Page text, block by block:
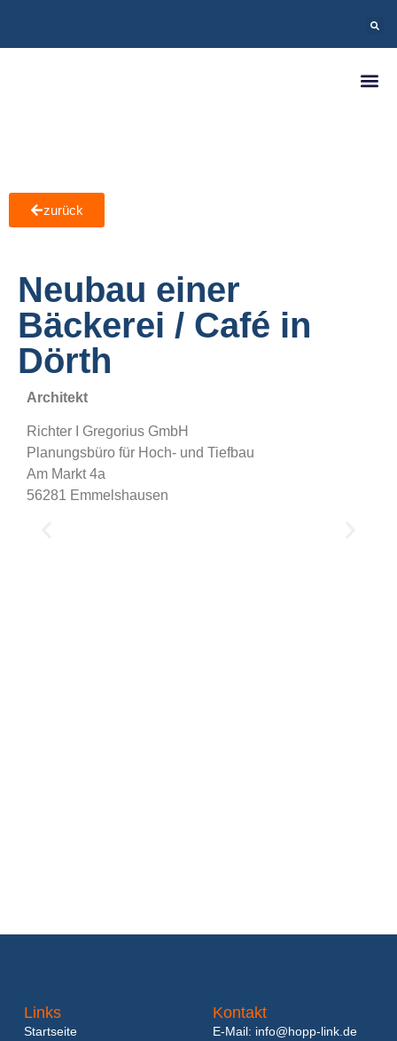
zurück
Neubau einer
Bäckerei / Café in
Dörth
Architekt
Richter I Gregorius GmbH
Planungsbüro für Hoch- und Tiefbau
Am Markt 4a
56281 Emmelshausen
Links
Startseite
Kontakt
E-Mail: info@hopp-link.de